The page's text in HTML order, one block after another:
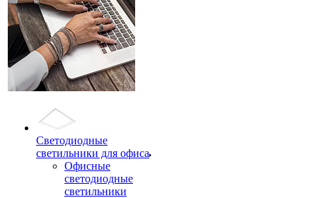
Светодиодные
светильники для офиса
Офисные
светодиодные
светильники